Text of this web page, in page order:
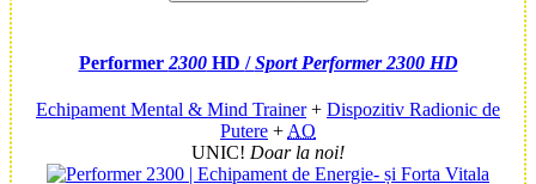
Performer 2300HD /Sport Performer 2300 HD
Echipament Mental & Mind Trainer+ Dispozitiv Radionic de
Putere + AO
UNIC! Doar la noi!